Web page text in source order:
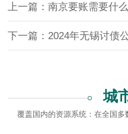
下一篇：2024年无锡讨债
城
覆盖国内的资源系统：在全国